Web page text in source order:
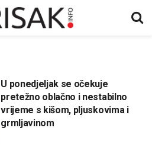
U ponedjeljak se očekuje
pretežno oblačno i nestabilno
vrijeme s kišom, pljuskovima i
grmljavinom